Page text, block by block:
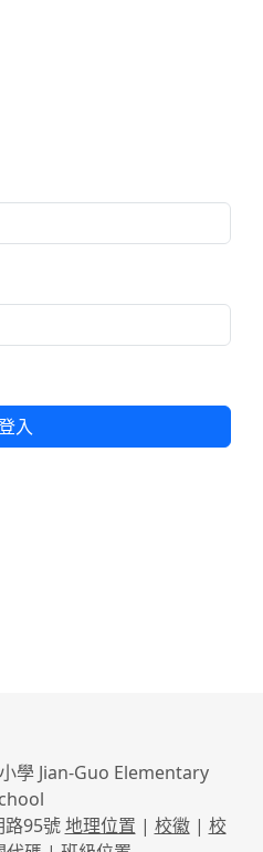
入
學 Jian-Guo Elementary
路95號地理位置 | 校徽| 校